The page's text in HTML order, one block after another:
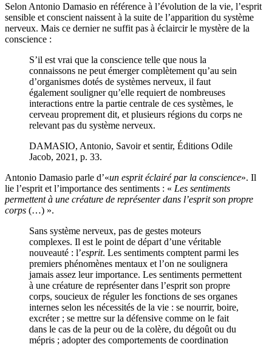
Selon Antonio Damasio en référence à l’évolution de la vie, l’esprit
sensible et conscient naissent à la suite de l’apparition du système
nerveux. Mais ce dernier ne suffit pas à éclaircir le mystère de la
conscience :
S’il est vrai que la conscience telle que nous la
connaissons ne peut émerger complètement qu’au sein
d’organismes dotés de systèmes nerveux, il faut
également souligner qu’elle requiert de nombreuses
interactions entre la partie centrale de ces systèmes, le
cerveau proprement dit, et plusieurs régions du corps ne
relevant pas du système nerveux.
DAMASIO, Antonio, Savoir et sentir, Éditions Odile
Jacob, 2021, p. 33.
Antonio Damasio parle d’«un esprit éclairé par la conscience». Il
lie l’esprit et l’importance des sentiments : « Les sentiments
permettent à une créature de représenter dans l’esprit son propre
corps (…) ».
Sans système nerveux, pas de gestes moteurs
complexes. Il est le point de départ d’une véritable
nouveauté : l’esprit. Les sentiments comptent parmi les
premiers phénomènes mentaux et l’on ne soulignera
jamais assez leur importance. Les sentiments permettent
à une créature de représenter dans l’esprit son propre
corps, soucieux de réguler les fonctions de ses organes
internes selon les nécessités de la vie : se nourrir, boire,
excréter ; se mettre sur la défensive comme on le fait
dans le cas de la peur ou de la colère, du dégoût ou du
mépris ; adopter des comportements de coordination